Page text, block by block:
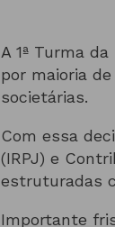
A 1ª Turma
por maioria
societárias.
Com essa
(IRPJ) e
estruturadas
Importante